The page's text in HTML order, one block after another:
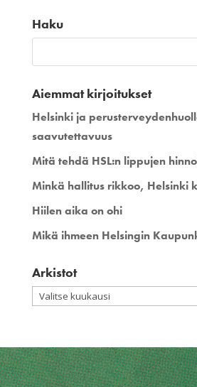
Haku
Aiemmat kirjoitukset
Helsinki ja
saavutettavuus
Mitä tehdä HSL:n lippujen
Minkä hallitus rikkoo, Helsinki
Hiilen aika on ohi
Mikä ihmeen Helsingin
Arkistot
Arkistot